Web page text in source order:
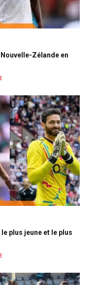
Zélande en
plus jeune et le plus